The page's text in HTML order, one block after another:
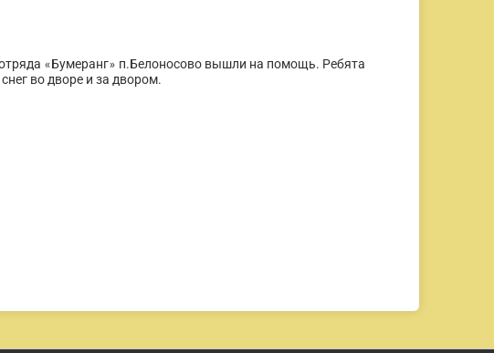
«Бумеранг» п.Белоносово вышли на помощь. Ребята
во дворе и за двором.